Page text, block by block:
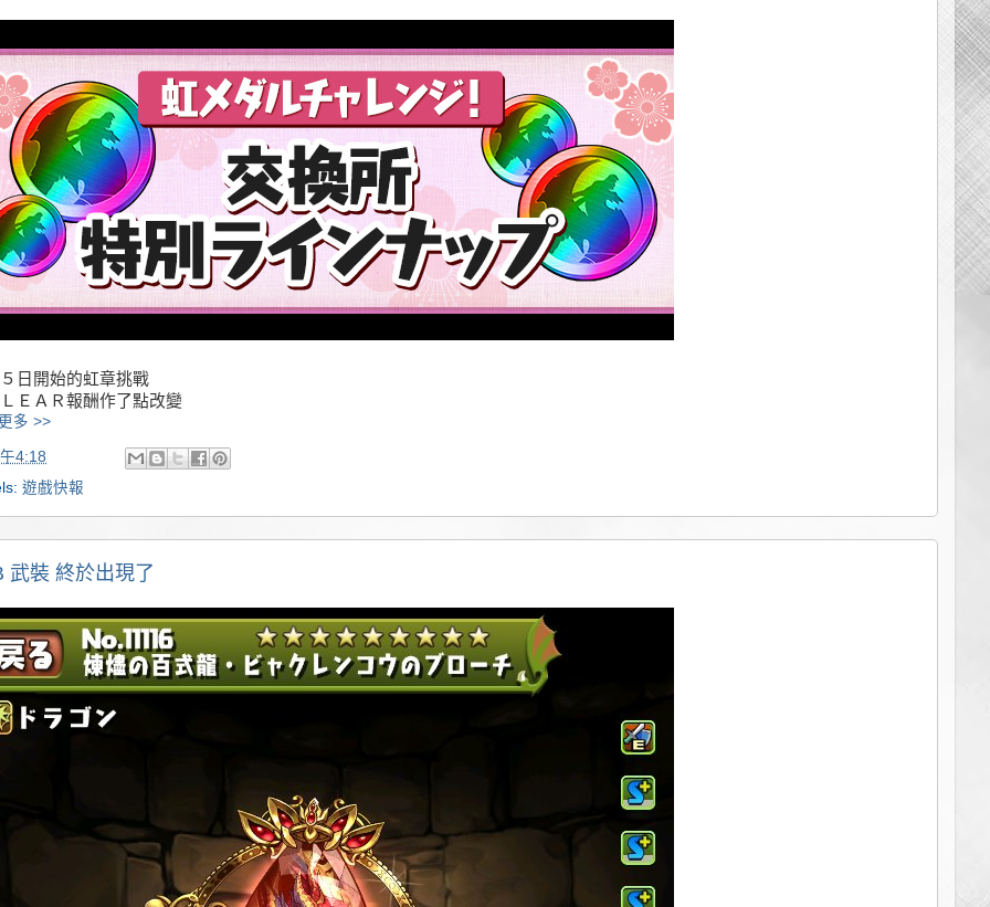
日開始的虹章挑戰
ＥＡＲ報酬作了點改變
多 >>
4:18
遊戲快報
武裝 終於出現了